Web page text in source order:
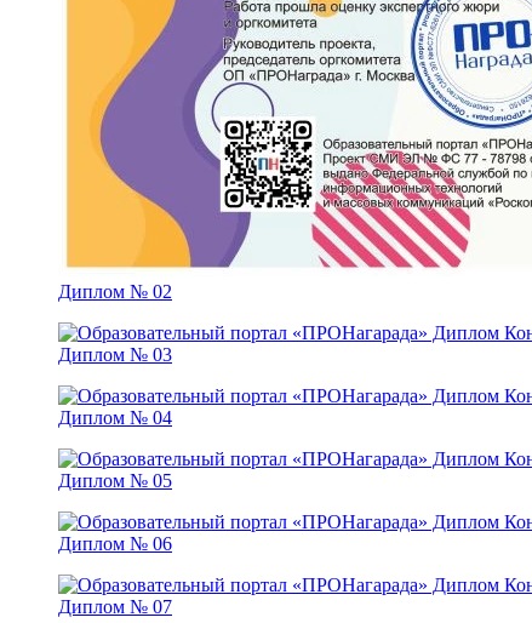
Диплом № 02
Диплом № 03
Диплом № 04
Диплом № 05
Диплом № 06
Диплом № 07